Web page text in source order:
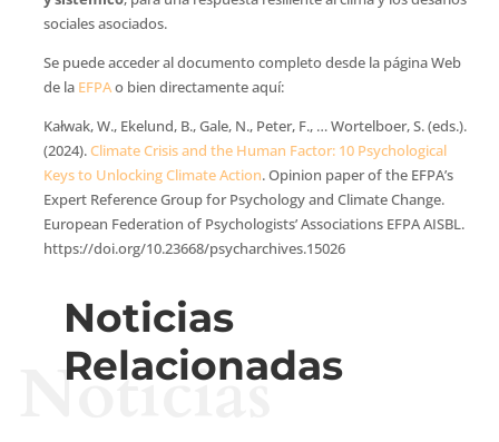
sociales asociados.
Se puede acceder al documento completo desde la página Web
de la EFPAo bien directamente aquí:
Kałwak, W., Ekelund, B., Gale, N., Peter, F., … Wortelboer, S. (eds.).
(2024).Climate Crisis and the Human Factor: 10 Psychological
Keys to Unlocking Climate Action. Opinion paper of the EFPA’s
Expert Reference Group for Psychology and Climate Change.
European Federation of Psychologists’ Associations EFPA AISBL.
https://doi.org/10.23668/psycharchives.15026
Noticias
Relacionadas
Noticias